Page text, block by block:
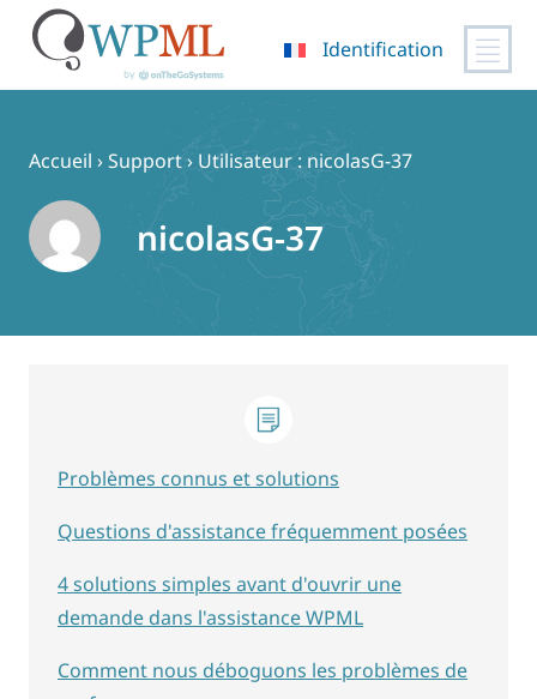
contenu
Identification
Accueil ›Support› Utilisateur : nicolasG-37
nicolasG-37
Problèmes connus et solutions
Questions d'assistance fréquemment posées
4 solutions simples avant d'ouvrir une
demande dans l'assistance WPML
Comment nous déboguons les problèmes de